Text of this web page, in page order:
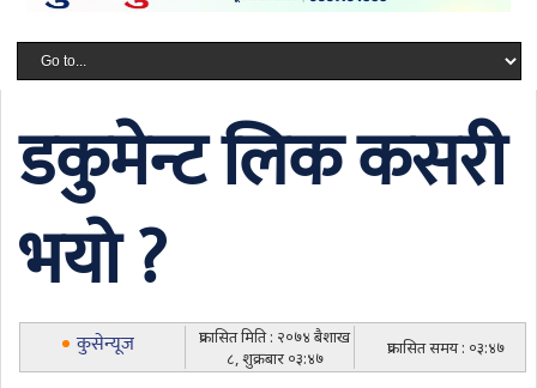
डकुमेन्ट लिक कसरी
भयो ?
कुसेन्यूज
प्रकासित मिति : २०७४ बैशाख
८, शुक्रबार ०३:४७
प्रकासित समय : ०३:४७